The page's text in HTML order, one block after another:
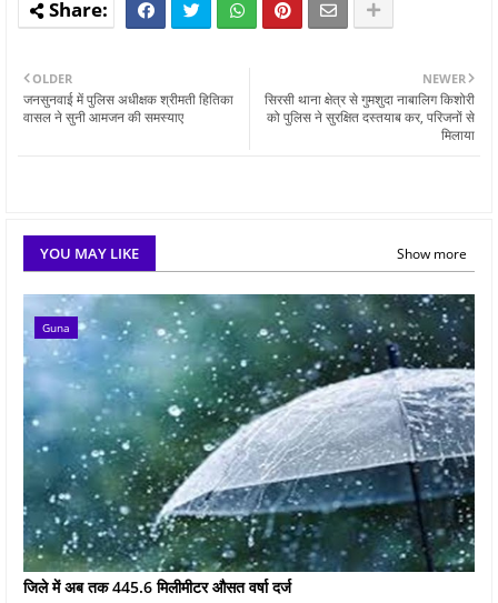
NEWER
सिरसी थाना क्षेत्र से गुमशुदा नाबालिग किशोरी
को पुलिस ने सुरक्षित दस्तयाब कर, परिजनों से
मिलाया
OLDER
जनसुनवाई में पुलिस अधीक्षक श्रीमती हितिका
वासल ने सुनी आमजन की समस्याए
YOU MAY LIKE Show more
Guna
जिले में अब तक 445.6 मिलीमीटर औसत वर्षा दर्ज